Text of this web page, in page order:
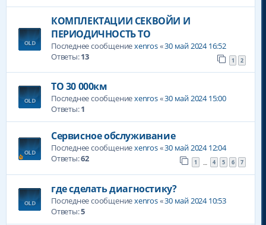
КОМПЛЕКТАЦИИ СЕКВОЙИ И
ПЕРИОДИЧНОСТЬ ТО
Последнее сообщениеxenros«30 май 2024 16:52
Ответы:13 1 2
ТО 30 000км
Последнее сообщениеxenros«30 май 2024 15:00
Ответы:1
Сервисное обслуживание
Последнее сообщениеxenros«30 май 2024 12:04
Ответы:62 1 4 5 6 7
где сделать диагностику?
Последнее сообщениеxenros«30 май 2024 10:53
Ответы:5